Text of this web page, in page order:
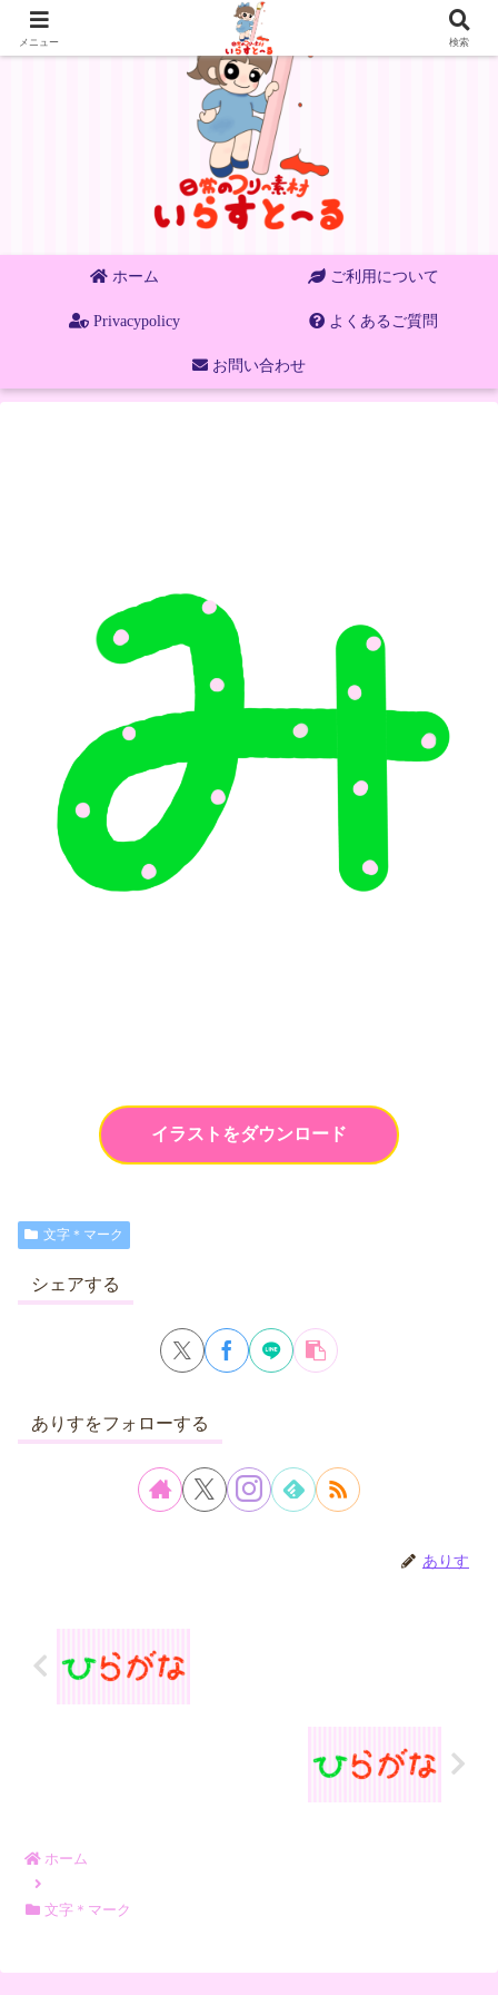
ホーム ご利用について
Privacypolicy よくあるご質問
お問い合わせ
イラストをダウンロード
文字＊マーク
シェアする
ありすをフォローする
ありす
ホーム
文字＊マーク
メニュー 検索